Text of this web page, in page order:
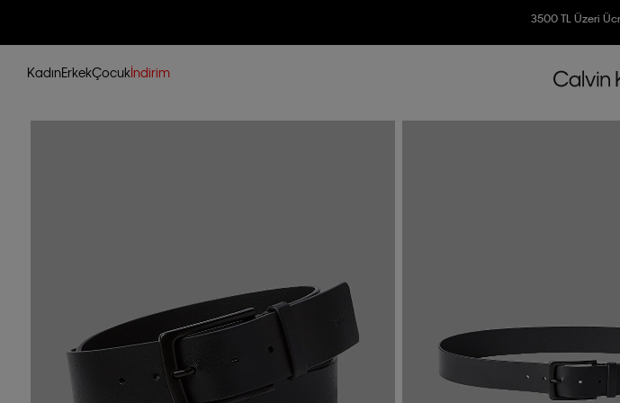
3500 TL Üzeri
KadınErkekÇocukİndirim